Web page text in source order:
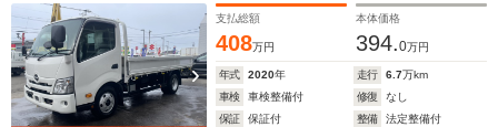
支払総額
408万円
本体価格
394.0万円
年式 2020年 走行 6.7万km
車検
車検整備付 修復
なし
保証
保証付 整備
法定整備付